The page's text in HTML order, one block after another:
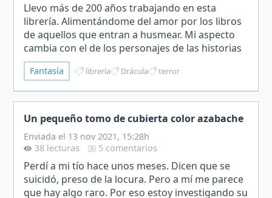
Llevo más de 200 años trabajando en esta
librería. Alimentándome del amor por los libros
de aquellos que entran a husmear. Mi aspecto
cambia con el de los personajes de las historias
que leo. Soy un demonio que disfruta
leyendo.Hay una chica…
Fantasía librería Drácula terror
Un pequeño tomo de cubierta color azabache
Enviada el 13 nov 2021, 15:28h
38 lecturas
5 comentarios
Perdí a mi tío hace unos meses. Dicen que se
suicidó, preso de la locura. Pero a mí me parece
que hay algo raro. Por eso estoy investigando su